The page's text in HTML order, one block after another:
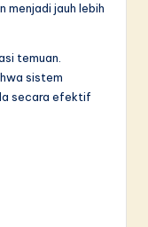
menjadi jauh lebih
temuan.
sistem
secara efektif